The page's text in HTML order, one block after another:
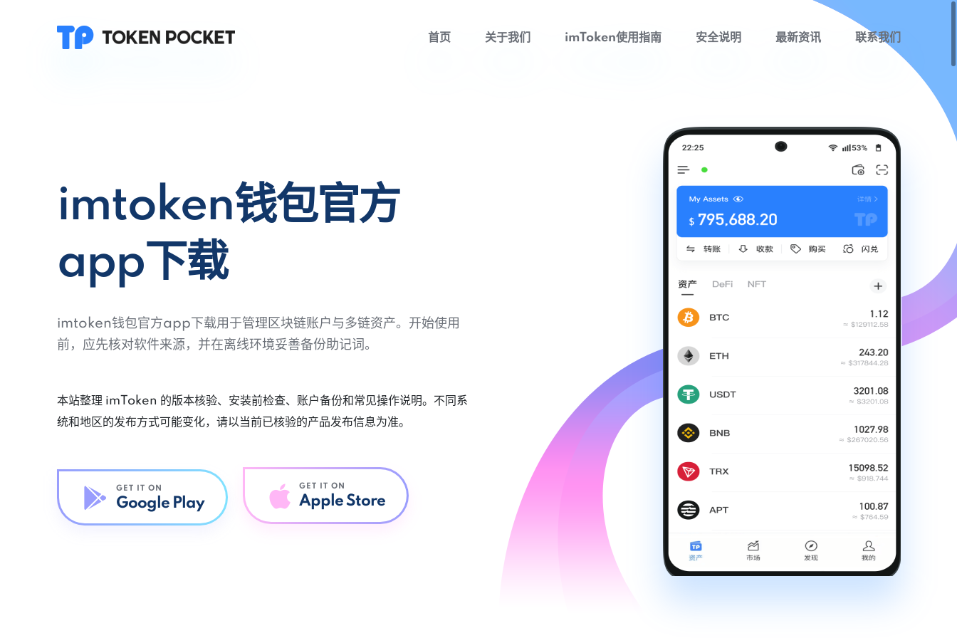
首页 关于我们 imToken使用指南 安全说明 最新资讯 联系我们
imtoken钱包官方
app下载
imtoken钱包官方app下载用于管理区块链账户与多链资产。开始使用
前，应先核对软件来源，并在离线环境妥善备份助记词。
本站整理 imToken 的版本核验、安装前检查、账户备份和常见操作说明。不同系
统和地区的发布方式可能变化，请以当前已核验的产品发布信息为准。
GET IT ON
Google Play
GET IT ON
Apple Store